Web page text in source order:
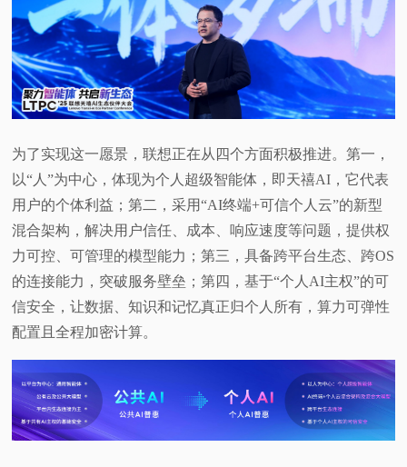
为了实现这一愿景，联想正在从四个方面积极推进。第一，
以“人”为中心，体现为个人超级智能体，即天禧AI，它代表
用户的个体利益；第二，采用“AI终端+可信个人云”的新型
混合架构，解决用户信任、成本、响应速度等问题，提供权
力可控、可管理的模型能力；第三，具备跨平台生态、跨OS
的连接能力，突破服务壁垒；第四，基于“个人AI主权”的可
信安全，让数据、知识和记忆真正归个人所有，算力可弹性
配置且全程加密计算。